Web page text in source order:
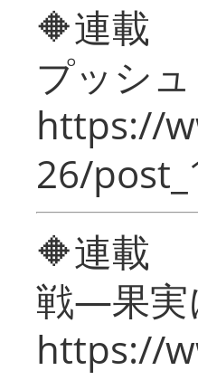
🔶連載
プッシ
https://
26/
🔶連載
戦―果実
https://